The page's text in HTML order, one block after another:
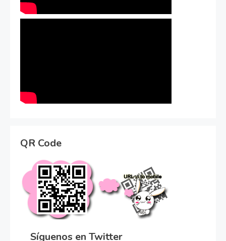
QR Code
Síguenos en Twitter